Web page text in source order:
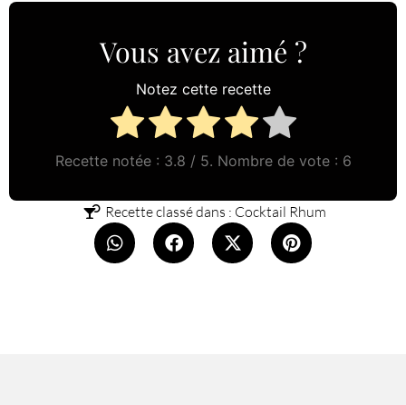
Vous avez aimé ?
Notez cette recette
Recette notée : 3.8 / 5. Nombre de vote : 6
Recette classé dans : Cocktail Rhum